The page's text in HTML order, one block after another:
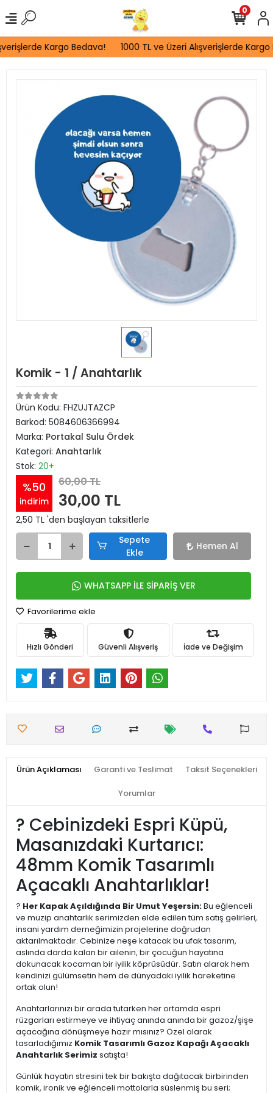
Kargo Bedava! 1000 TL ve Üzeri Alışverişlerde Kargo
0
Komik - 1 / Anahtarlık
Ürün Kodu: FHZUJTAZCP
Barkod: 5084606366994
Marka: Portakal Sulu Ördek
Kategori: Anahtarlık
Stok: 20+
%50
indirim
60,00 TL
30,00 TL
2,50 TL 'den başlayan taksitlerle
Sepete
Ekle
Hemen Al
WHATSAPP İLE SİPARİŞ VER
Favorilerime ekle
Hızlı Gönderi Güvenli Alışveriş İade ve Değişim
Ürün Açıklaması Garanti ve Teslimat Taksit Seçenekleri
Yorumlar
? Cebinizdeki Espri Küpü,
Masanızdaki Kurtarıcı:
48mm Komik Tasarımlı
Açacaklı Anahtarlıklar!
? Her Kapak Açıldığında Bir Umut Yeşersin:Bu eğlenceli
ve muzip anahtarlık serimizden elde edilen tüm satış gelirleri,
insani yardım derneğimizin projelerine doğrudan
aktarılmaktadır. Cebinize neşe katacak bu ufak tasarım,
aslında darda kalan bir ailenin, bir çocuğun hayatına
dokunacak kocaman bir iyilik köprüsüdür. Satın alarak hem
kendinizi gülümsetin hem de dünyadaki iyilik hareketine
ortak olun!
Anahtarlarınızı bir arada tutarken her ortamda espri
rüzgarları estirmeye ve ihtiyaç anında anında bir gazoz/şişe
açacağına dönüşmeye hazır mısınız? Özel olarak
tasarladığımız Komik Tasarımlı Gazoz Kapağı Açacaklı
Anahtarlık Serimiz satışta!
Günlük hayatın stresini tek bir bakışta dağıtacak birbirinden
komik, ironik ve eğlenceli mottolarla süslenmiş bu seri;